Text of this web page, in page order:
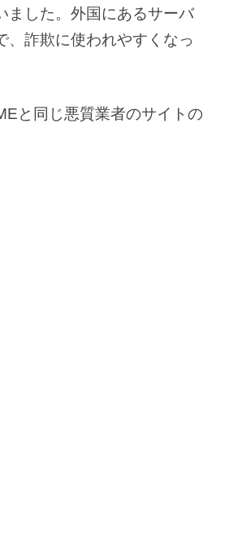
ました。外国にあるサーバ
、詐欺に使われやすくなっ
と同じ悪質業者のサイトの